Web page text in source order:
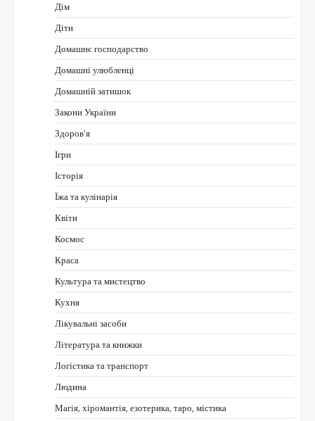
Дім
Діти
Домашнє господарство
Домашні улюбленці
Домашній затишок
Закони України
Здоров'я
Ігри
Історія
Їжа та кулінарія
Квіти
Космос
Краса
Культура та мистецтво
Кухня
Лікувальні засоби
Література та книжки
Логістика та транспорт
Людина
Магія, хіромантія, езотерика, таро, містика